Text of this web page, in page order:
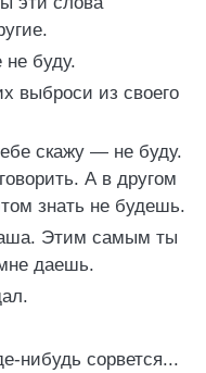
буду.
выброси из своего
скажу — не буду.
А в другом
знать не будешь.
Этим самым ты
даешь.
нибудь сорвется...